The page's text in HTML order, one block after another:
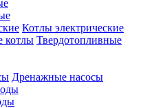
Котлы электрические
Твердотопливные
Дренажные насосы